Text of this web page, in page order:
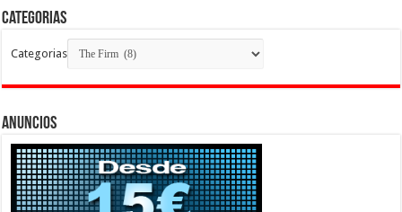
Categorias
Categorias
Anuncios